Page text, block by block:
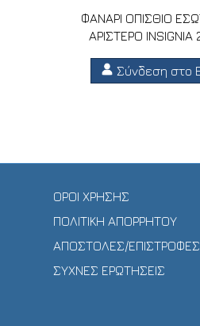
ΦΑΝΑΡΙ ΟΠΙΣΘΙΟ
ΑΡΙΣΤΕΡΟ INSIGNIA
Σύνδεση στο
ΟΡΟΙ ΧΡΗΣΗΣ
ΠΟΛΙΤΙΚΗ ΑΠΟΡΡΗΤΟΥ
ΑΠΟΣΤΟΛΕΣ/ΕΠΙΣΤΡΟΦΕΣ
ΣΥΧΝΕΣ ΕΡΩΤΗΣΕΙΣ